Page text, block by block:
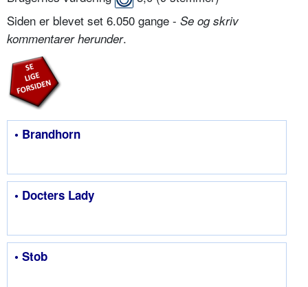
Siden er blevet set 6.050 gange - Se og skriv
kommentarer herunder.
• Brandhorn
• Docters Lady
• Stob